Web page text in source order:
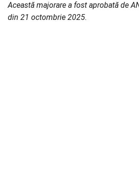
Această majorare a fost aprobată de
din 21 octombrie 2025.